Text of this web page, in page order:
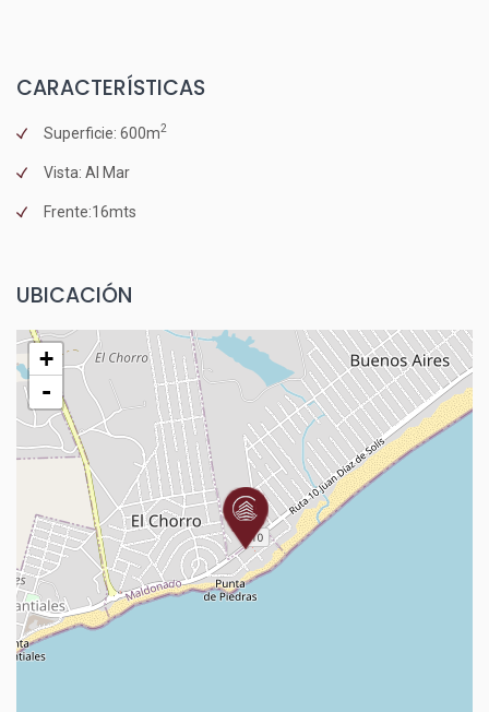
CARACTERÍSTICAS
Superficie: 600m2
Vista: Al Mar
Frente:16mts
UBICACIÓN
+
-